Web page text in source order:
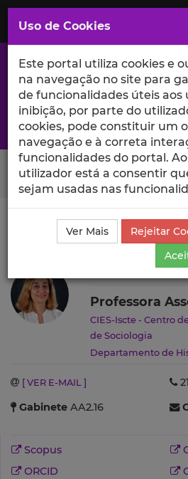
Saltar
para
Conteúdo
Principal
A excelência da investigação e
Search Button
Ciência_Iscte Autores Maria
Atividades
Maria João
Professora
CIES-Iscte - Centro
de Sociologia
Departamento de
[ VER E-MAIL ]
Gabinete AA2.16
Scopus
ORCID
Uso de Cookies
Este portal utiliza cookies e
na navegação no site para
de funcionalidades úteis aos
inibição, por parte do
cookies, pode constituir um
navegação e à correta
funcionalidades do portal.
utilizador está a consentir
sejam usadas nas
Ver Mais
Rejeitar